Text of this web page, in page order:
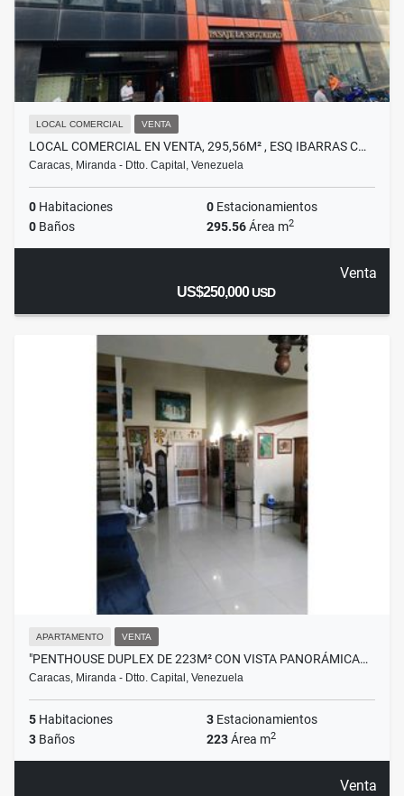
LOCAL COMERCIAL VENTA
LOCAL COMERCIAL EN VENTA, 295,56M² , ESQ IBARRAS C…
Caracas, Miranda - Dtto. Capital, Venezuela
0 Habitaciones 0 Estacionamientos
0 Baños 295.56Área m2
Venta
US$250,000USD
APARTAMENTO VENTA
"PENTHOUSE DUPLEX DE 223M² CON VISTA PANORÁMICA…
Caracas, Miranda - Dtto. Capital, Venezuela
5 Habitaciones 3 Estacionamientos
3 Baños 223Área m2
Venta